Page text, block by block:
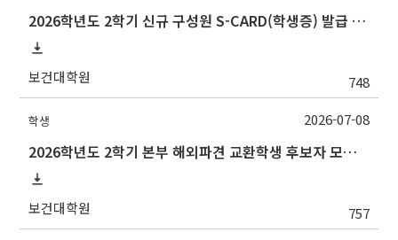
2026학년도 2학기 신규 구성원 S-CARD(학생증) 발급 안내
보건대학원 748
학생
2026학년도 2학기 본부 해외파견 교환학생 후보자 모집 안내
보건대학원 757
2026-07-08